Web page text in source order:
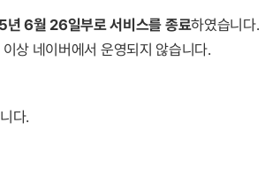
6월 26일부로 서비스를 종료하였습니다.
상 네이버에서 운영되지 않습니다.
다.